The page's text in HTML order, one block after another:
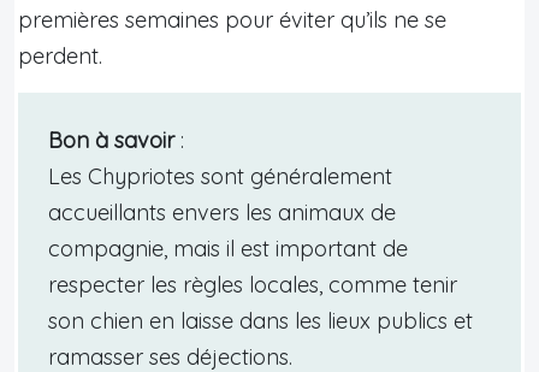
premières semaines pour éviter qu’ils ne se
perdent.
Bon à savoir:
Les Chypriotes sont généralement
accueillants envers les animaux de
compagnie, mais il est important de
respecter les règles locales, comme tenir
son chien en laisse dans les lieux publics et
ramasser ses déjections.